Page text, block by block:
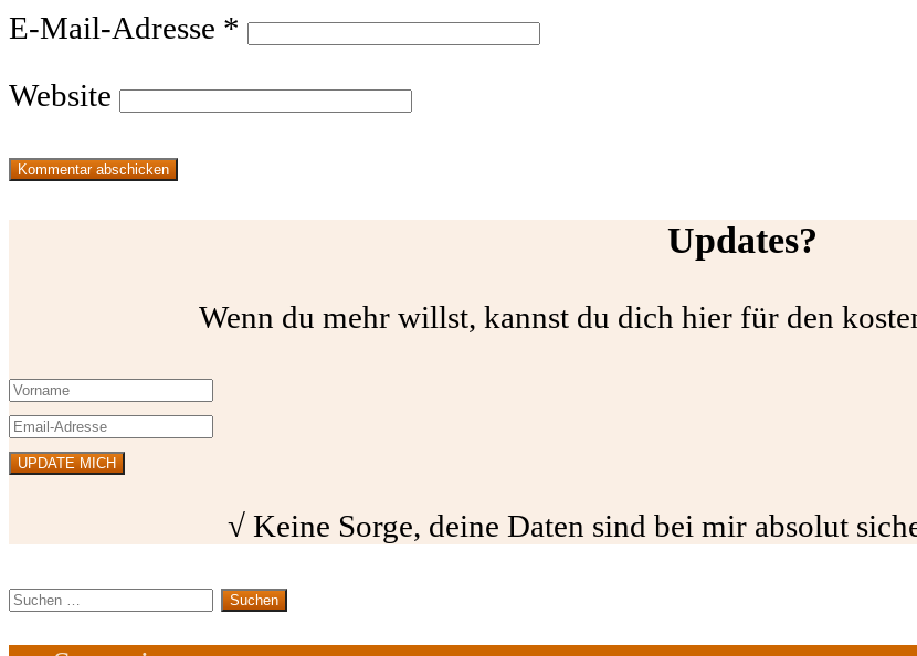
E-Mail-Adresse *
Website
Updates?
Wenn du mehr willst, kannst du dich hier für den
√ Keine Sorge, deine Daten sind bei mir absolut
Suchen